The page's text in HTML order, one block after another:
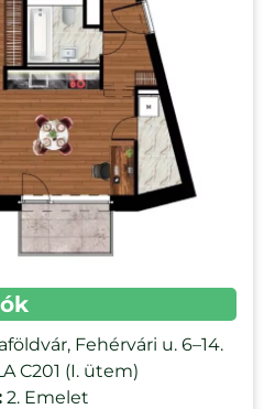
Fehérvári u. 6–14.
C201 (I. ütem)
2. Emelet